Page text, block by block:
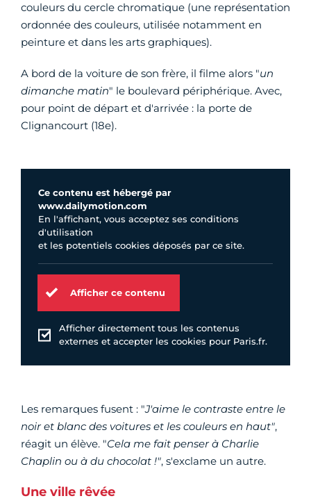
couleurs du cercle chromatique (une représentation
ordonnée des couleurs, utilisée notamment en
peinture et dans les arts graphiques).
A bord de la voiture de son frère, il filme alors "un
dimanche matin" le boulevard périphérique. Avec,
pour point de départ et d'arrivée : la porte de
Clignancourt (18e).
Ce contenu est hébergé par
www.dailymotion.com
En l'affichant, vous acceptez ses conditions
d'utilisation
et les potentiels cookies déposés par ce site.
Afficher ce contenu
Afficher directement tous les contenus
externes et accepter les cookies pour Paris.fr.
Les remarques fusent : "J'aime le contraste entre le
noir et blanc des voitures et les couleurs en haut",
réagit un élève. "Cela me fait penser à Charlie
Chaplin ou à du chocolat !", s'exclame un autre.
Une ville rêvée